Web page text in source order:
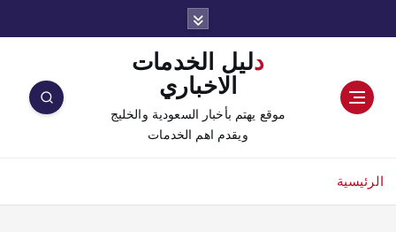
دليل الخدمات
الاخباري
موقع يهتم بأخبار السعودية والخليج
ويقدم اهم الخدمات
الرئيسية